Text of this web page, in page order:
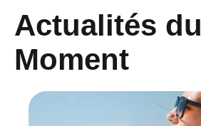
Actualités du
Moment